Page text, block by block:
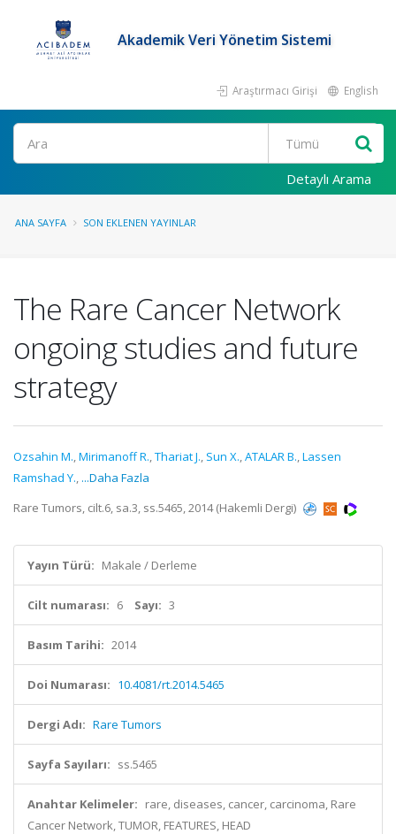
Akademik Veri Yönetim Sistemi
Araştırmacı Girişi English
Ara
Detaylı Arama
ANA SAYFA SON EKLENEN YAYINLAR
The Rare Cancer Network
ongoing studies and future
strategy
Ozsahin M.,Mirimanoff R.,Thariat J., Sun X.,ATALAR B.,Lassen
Ramshad Y., ...Daha Fazla
Rare Tumors, cilt.6, sa.3, ss.5465, 2014 (Hakemli Dergi)
Yayın Türü: Makale / Derleme
Cilt numarası: 6 Sayı: 3
Basım Tarihi: 2014
Doi Numarası: 10.4081/rt.2014.5465
Dergi Adı: Rare Tumors
Sayfa Sayıları: ss.5465
Anahtar Kelimeler: rare, diseases, cancer, carcinoma, Rare
Cancer Network, TUMOR, FEATURES, HEAD